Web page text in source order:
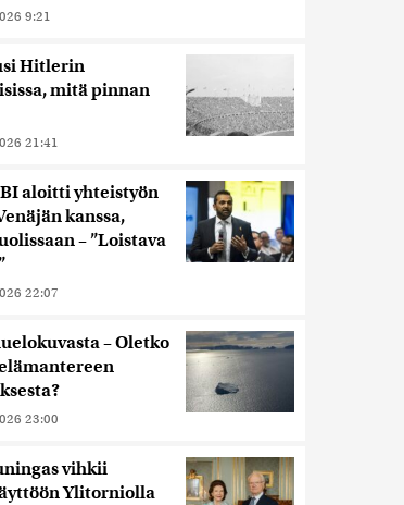
9:21
Hitlerin
mitä pinnan
21:41
aloitti yhteistyön
kanssa,
– ”Loistava
22:07
– Oletko
23:00
vihkii
Ylitorniolla